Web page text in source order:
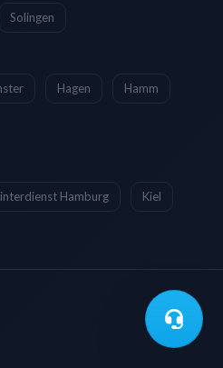
Solingen
Hagen Hamm
Hamburg Kiel